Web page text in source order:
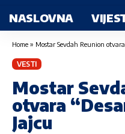
NASLOVNA
Home » Mostar Sevdah Reunion
VESTI
Mostar
otvara
Jajcu